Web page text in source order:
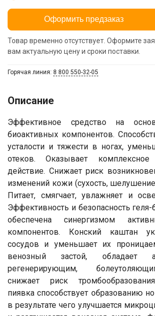
Оформить предзаказ
Товар временно отсутствует. Оформите
вам актуальную цену и сроки поставки.
Горячая линия: 8 800 550-32-05
Описание
Эффективное средство на
биоактивных компонентов.
усталости и тяжести в ногах,
отеков. Оказывает комплексное
действие. Снижает риск
изменений кожи (сухость,
Питает, смягчает, увлажняет и
Эффективность и безопасность
обеспечена синергизмом
компонентов. Конский каштан
сосудов и уменьшает их
венозный застой, обладает
регенерирующим,
снижает риск
пиявка способствует образованию
в результате чего улучшается